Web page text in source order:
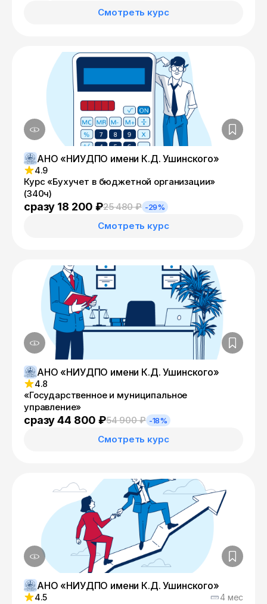
Смотреть курс
АНО «НИУДПО имени К.Д. Ушинского»
4.9
Курс «Бухучет в бюджетной организации»
(340ч)
сразу 18 200 ₽25 480 ₽ -29%
Смотреть курс
АНО «НИУДПО имени К.Д. Ушинского»
4.8
«Государственное и муниципальное
управление»
сразу 44 800 ₽54 900 ₽ -18%
Смотреть курс
АНО «НИУДПО имени К.Д. Ушинского»
4.5 4 мес